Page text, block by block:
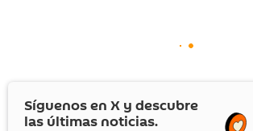
Síguenos en X y descubre
las últimas noticias.